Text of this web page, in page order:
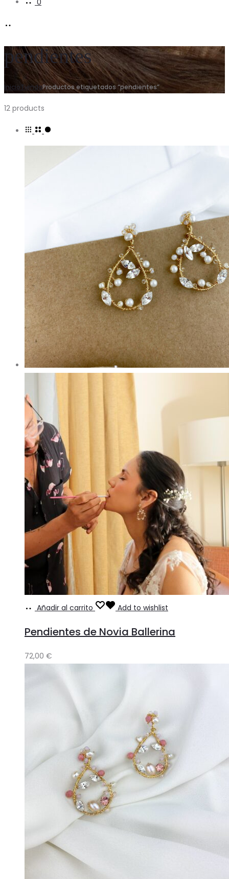
0
pendientes
InicioTiendaProductos etiquetados “pendientes”
12 products
Añadir al carrito Add to wishlist
Pendientes de Novia Ballerina
72,00 €